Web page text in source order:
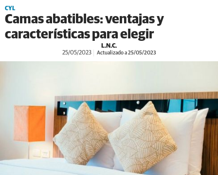
CYL
Camas abatibles: ventajas y
características para elegir
L.N.C.
25/05/2023 Actualizado a 25/05/2023